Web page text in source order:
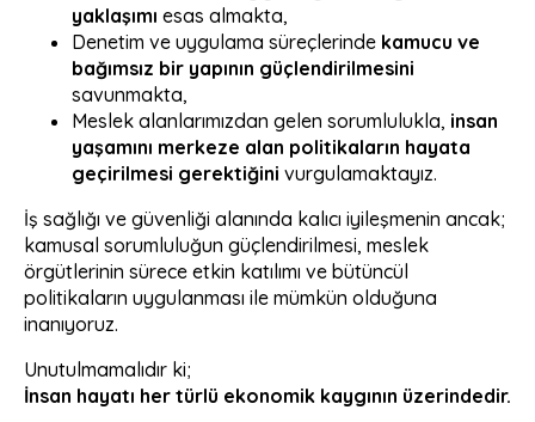
yaklaşımı esas almakta,
Denetim ve uygulama süreçlerinde kamucu ve
bağımsız bir yapının güçlendirilmesini
savunmakta,
Meslek alanlarımızdan gelen sorumlulukla, insan
yaşamını merkeze alan politikaların hayata
geçirilmesi gerektiğini vurgulamaktayız.
İş sağlığı ve güvenliği alanında kalıcı iyileşmenin ancak;
kamusal sorumluluğun güçlendirilmesi, meslek
örgütlerinin sürece etkin katılımı ve bütüncül
politikaların uygulanması ile mümkün olduğuna
inanıyoruz.
Unutulmamalıdır ki;
İnsan hayatı her türlü ekonomik kaygının üzerindedir.